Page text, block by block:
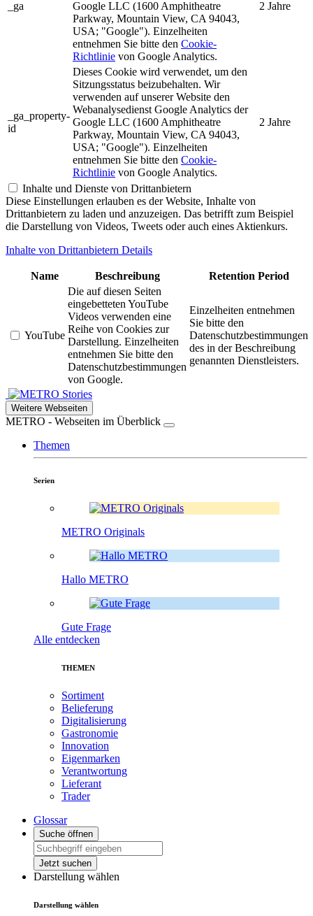
_ga
Google LLC (1600 Amphitheatre
Parkway, Mountain View, CA 94043,
USA; "Google"). Einzelheiten
entnehmen Sie bitte den Cookie-
Richtlinie von Google Analytics.
2 Jahre
_ga_property-
id
Dieses Cookie wird verwendet, um den
Sitzungsstatus beizubehalten. Wir
verwenden auf unserer Website den
Webanalysedienst Google Analytics der
Google LLC (1600 Amphitheatre
Parkway, Mountain View, CA 94043,
USA; "Google"). Einzelheiten
entnehmen Sie bitte den Cookie-
Richtlinie von Google Analytics.
2 Jahre
Inhalte und Dienste von Drittanbietern
Diese Einstellungen erlauben es der Website, Inhalte von
Drittanbietern zu laden und anzuzeigen. Das betrifft zum Beispiel
die Darstellung von Videos, Tweets oder auch eines Aktienkurs.
Inhalte von Drittanbietern Details
Name Beschreibung Retention Period
YouTube
Die auf diesen Seiten
eingebetteten YouTube
Videos verwenden eine
Reihe von Cookies zur
Darstellung. Einzelheiten
entnehmen Sie bitte den
Datenschutzbestimmungen
von Google.
Einzelheiten entnehmen
Sie bitte den
Datenschutzbestimmungen
des in der Beschreibung
genannten Dienstleisters.
Stories
Weitere Webseiten
METRO - Webseiten im Überblick
Themen
Serien
METRO Originals
Hallo METRO
Gute Frage
Alle entdecken
THEMEN
Sortiment
Belieferung
Digitalisierung
Gastronomie
Innovation
Eigenmarken
Verantwortung
Lieferant
Trader
Glossar
Suche öffnen
Jetzt suchen
Darstellung wählen
Darstellung wählen